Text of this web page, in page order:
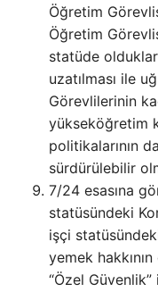
Öğretim
Öğretim
statüde
uzatılması ile
Görevlilerinin
yükseköğretim
politikalarının
sürdürülebilir
7/24 esasına
statüsündeki
işçi
yemek
“Özel